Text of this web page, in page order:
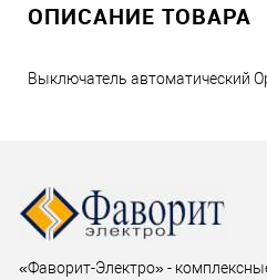
ОПИСАНИЕ ТОВАРА
Выключатель автоматический
«Фаворит-Электро» -